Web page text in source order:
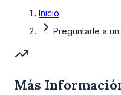
Inicio
Preguntarle a un
Más